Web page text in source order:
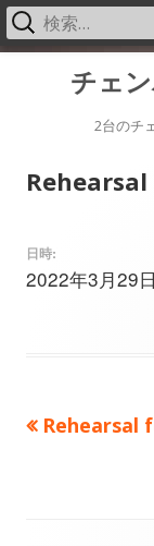
チェ
2台のチ
メ
Rehearsal
日時:
2022年3月29
投前
Rehearsal